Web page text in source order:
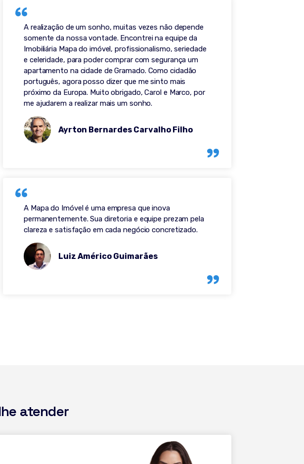
A realização de um sonho, muitas vezes não depende
somente da nossa vontade. Encontrei na equipe da
Imobiliária Mapa do imóvel, profissionalismo, seriedade
e celeridade, para poder comprar com segurança um
apartamento na cidade de Gramado. Como cidadão
português, agora posso dizer que me sinto mais
próximo da Europa. Muito obrigado, Carol e Marco, por
me ajudarem a realizar mais um sonho.
Ayrton Bernardes Carvalho Filho
A Mapa do Imóvel é uma empresa que inova
permanentemente. Sua diretoria e equipe prezam pela
clareza e satisfação em cada negócio concretizado.
Luiz Américo Guimarães
atender